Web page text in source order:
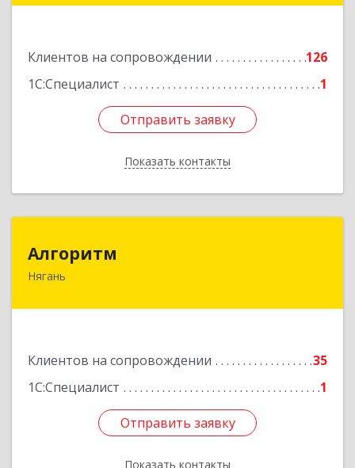
Клиентов на сопровождении
126
1С:Специалист
1
Отправить заявку
Показать контакты
Подробнее
Отправить заявку
Назад
Алгоритм
Нягань
Клиентов на сопровождении
35
1С:Специалист
1
Отправить заявку
Показать контакты
628186, Ханты-Мансийский Автономный округ
Подробнее
Отправить заявку
Назад